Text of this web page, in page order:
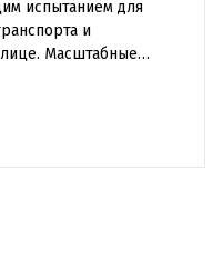
испытанием для
и
Масштабные